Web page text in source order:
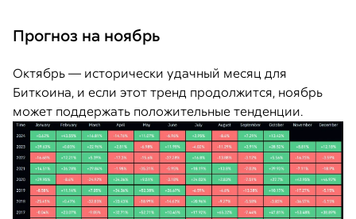
Прогноз на ноябрь
Октябрь — исторически удачный месяц для
Биткоина, и если этот тренд продолжится, ноябрь
может поддержать положительные тенденции.